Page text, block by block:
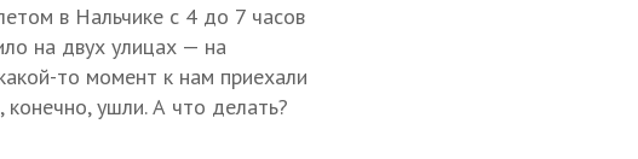
в Нальчике с 4 до 7 часов
на двух улицах — на
то момент к нам приехали
ушли. А что делать?